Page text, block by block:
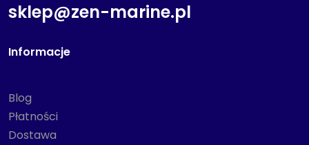
sklep@zen-marine.pl
Informacje
Blog
Płatności
Dostawa